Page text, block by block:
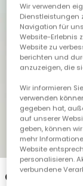
Gelbe
Wir verwenden
Dienstleistungen
Navigation für
Website-Erlebnis
Website zu
berichten und
anzuzeigen, die
Wir informieren
verwenden
gegeben hat,
auf unserer
geben, können
mehr
Website
personalisieren.
verbundene